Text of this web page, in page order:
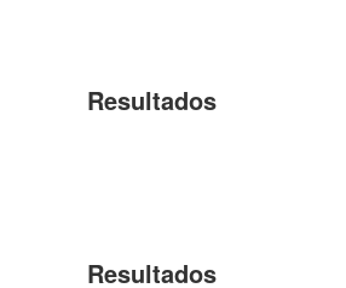
Resultados
Resultados